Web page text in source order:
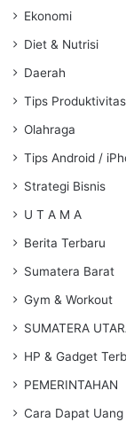
Ekonomi
Diet & Nutrisi
Daerah
Tips
Olahraga
Tips Android /
Strategi Bisnis
U T A M A
Berita Terbaru
Sumatera Barat
Gym & Workout
SUMATERA
HP & Gadget
PEMERINTAHAN
Cara Dapat Uang